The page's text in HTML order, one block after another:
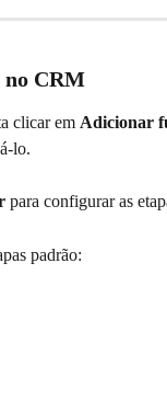
no CRM
clicar em Adicionar
lo.
para configurar as
padrão: